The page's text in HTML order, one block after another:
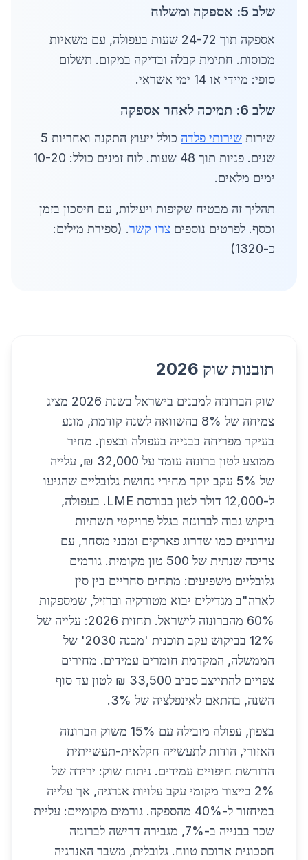
שלב 5: אספקה ומשלוח
אספקה תוך 24-72 שעות בעפולה, עם משאיות
מכוסות. חתימת קבלה ובדיקה במקום. תשלום
סופי: מיידי או 14 ימי אשראי.
שלב 6: תמיכה לאחר אספקה
שירות שירותי פלדה
כולל ייעוץ התקנה ואחריות 5
שנים. פניות תוך 48 שעות. לוח זמנים כולל: 10-20
ימים מלאים.
תהליך זה מבטיח שקיפות ויעילות, עם חיסכון בזמן
וכסף. לפרטים נוספים צרו קשר. (ספירת מילים:
כ-1320)
תובנות שוק 2026
שוק הברונזה למבנים בישראל בשנת 2026 מציג
צמיחה של 8% בהשוואה לשנה קודמת, מונע
בעיקר מפריחה בבנייה בעפולה ובצפון. מחיר
ממוצע לטון ברונזה עומד על 32,000 ₪, עלייה
של 5% עקב יוקר מחירי נחושת גלובליים שהגיעו
ל-12,000 דולר לטון בבורסת LME. בעפולה,
ביקוש גבוה לברונזה בגלל פרויקטי תשתיות
עירוניים כמו שדרוג פארקים ומבני מסחר, עם
צריכה שנתית של 500 טון מקומית. גורמים
גלובליים משפיעים: מתחים סחריים בין סין
לארה"ב מגדילים יבוא מטורקיה וברזיל, שמספקות
60% מהברונזה לישראל. תחזית 2026: עלייה של
12% בביקוש עקב תוכנית 'מבנה 2030' של
הממשלה, המקדמת חומרים עמידים. מחירים
צפויים להתייצב סביב 33,500 ₪ לטון עד סוף
השנה, בהתאם לאינפלציה של 3%.
בצפון, עפולה מובילה עם 15% משוק הברונזה
האזורי, הודות לתעשייה חקלאית-תעשייתית
הדורשת חיפויים עמידים. ניתוח שוק: ירידה של
2% בייצור מקומי עקב עלויות אנרגיה, אך עלייה
במיחזור ל-40% מהספקה. גורמים מקומיים: עליית
שכר בבנייה ב-7%, מגבירה דרישה לברונזה
חסכונית ארוכת טווח. גלובלית, משבר האנרגיה